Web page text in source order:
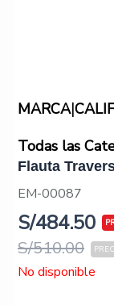
MARCA|
Todas las
Flauta
EM-00087
S/510.00
S/484.50
No disponible